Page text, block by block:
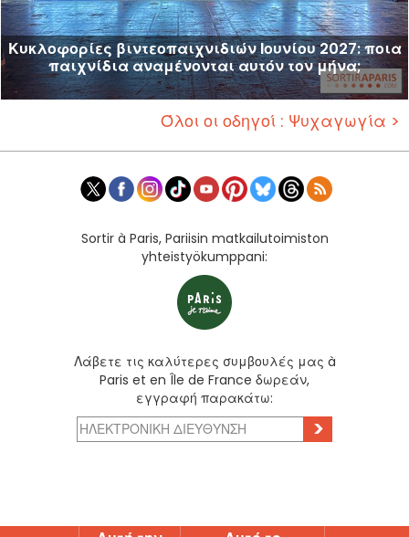
Κυκλοφορίες βιντεοπαιχνιδιών Ιουνίου 2027: ποια
παιχνίδια αναμένονται αυτόν τον μήνα;
Όλοι οι οδηγοί : Ψυχαγωγία >
Sortir à Paris, Pariisin matkailutoimiston
yhteistyökumppani:
Λάβετε τις καλύτερες συμβουλές μας à
Paris et en Île de France δωρεάν,
εγγραφή παρακάτω:
>